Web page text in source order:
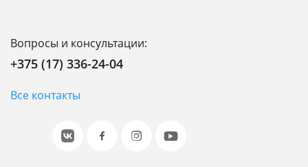
Вопросы и консультации:
+375 (17) 336-24-04
Все контакты